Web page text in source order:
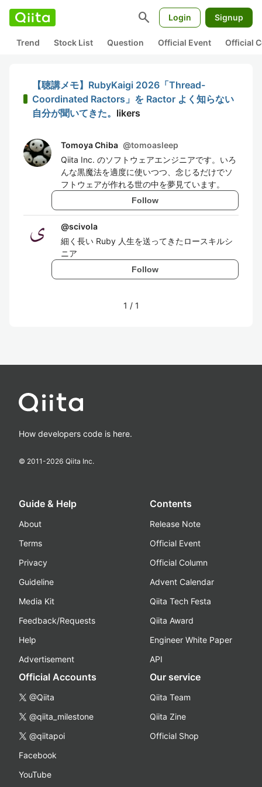
search Login Signup
Trend Stock List Question Official Event Official
【聴講メモ】RubyKaigi 2026「Thread-
Coordinated Ractors」を Ractor よく知らない
自分が聞いてきた。 likers
Tomoya Chiba @tomoasleep
Qiita Inc. のソフトウェアエンジニアです。いろ
んな黒魔法を適度に使いつつ、念じるだけでソ
フトウェアが作れる世の中を夢見ています。
Follow
@scivola
細く長い Ruby 人生を送ってきたロースキルシ
ニア
Follow
1 / 1
How developers code is here.
© 2011-2026 Qiita Inc.
Guide & Help
About
Terms
Privacy
Guideline
Media Kit
Feedback/Requests
Help
Advertisement
Contents
Release Note
Official Event
Official Column
Advent Calendar
Qiita Tech Festa
Qiita Award
Engineer White Paper
API
Official Accounts
@Qiita
@qiita_milestone
@qiitapoi
Facebook
YouTube
Our service
Qiita Team
Qiita Zine
Official Shop